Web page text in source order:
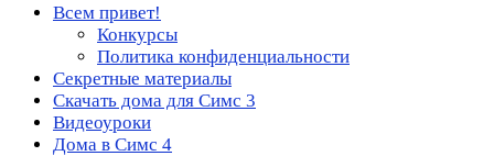
Основное
Всем привет!
Конкурсы
Политика конфиденциальности
Секретные материалы
Скачать дома для Симс 3
Видеоуроки
Дома в Симс 4